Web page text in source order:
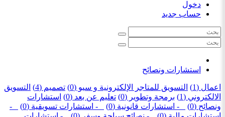
دخول
حساب جديد
استشارات ونصائح
اعمال (1) التسويق للمتاجر الإلكترونية و سيو (0) تصميم (4)
التسويق
الالكتروني (1)
برمجة وتطوير (0) تعليم عن بعد (0)
استشارات
ونصائح (0)
- استشارات قانونية (0) - استشارات تسويقية (0)
-